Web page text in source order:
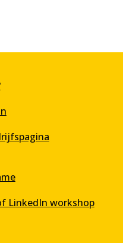
LinkedIn workshop